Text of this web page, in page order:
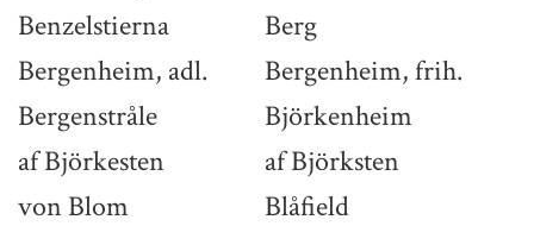
Benzelstierna
Berg
Bergenheim, adl.
Bergenheim, frih.
Bergenstråle
Björkenheim
af Björkesten
af Björksten
von Blom
Blåfield